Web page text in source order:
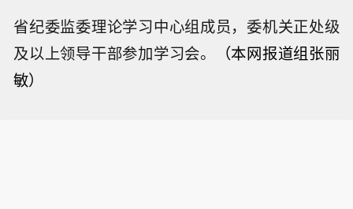
省纪委监委理论学习中心组成员，委机关正处级
及以上领导干部参加学习会。
（本网报道组张丽
敏）